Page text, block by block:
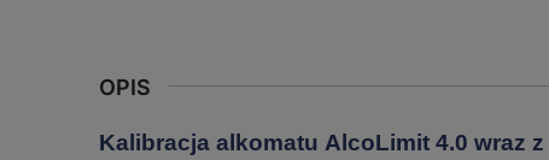
OPIS
Kalibracja alkomatu AlcoLimit 4.0 wraz